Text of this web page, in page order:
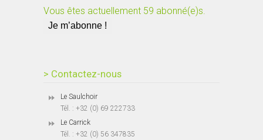
Vous êtes actuellement 59 abonné(e)s.
> Contactez-nous
Le Saulchoir
Tél. : +32 (0) 69 222733
Le Carrick
Tél. : +32 (0) 56 347835